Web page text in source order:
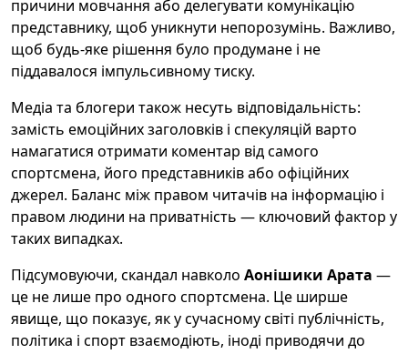
причини мовчання або делегувати комунікацію
представнику, щоб уникнути непорозумінь. Важливо,
щоб будь-яке рішення було продумане і не
піддавалося імпульсивному тиску.
Медіа та блогери також несуть відповідальність:
замість емоційних заголовків і спекуляцій варто
намагатися отримати коментар від самого
спортсмена, його представників або офіційних
джерел. Баланс між правом читачів на інформацію і
правом людини на приватність — ключовий фактор у
таких випадках.
Підсумовуючи, скандал навколо Аонішики Арата —
це не лише про одного спортсмена. Це ширше
явище, що показує, як у сучасному світі публічність,
політика і спорт взаємодіють, іноді приводячи до